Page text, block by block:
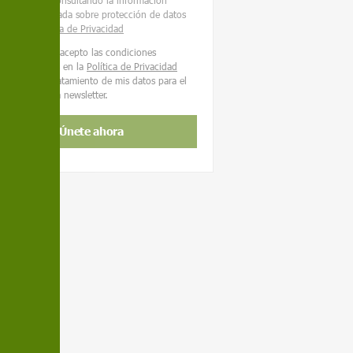
y detallada sobre protección de datos
Política de Privacidad
He leído y acepto las condiciones
contenidas en la Política de Privacidad
sobre el tratamiento de mis datos para el
envío de la newsletter.